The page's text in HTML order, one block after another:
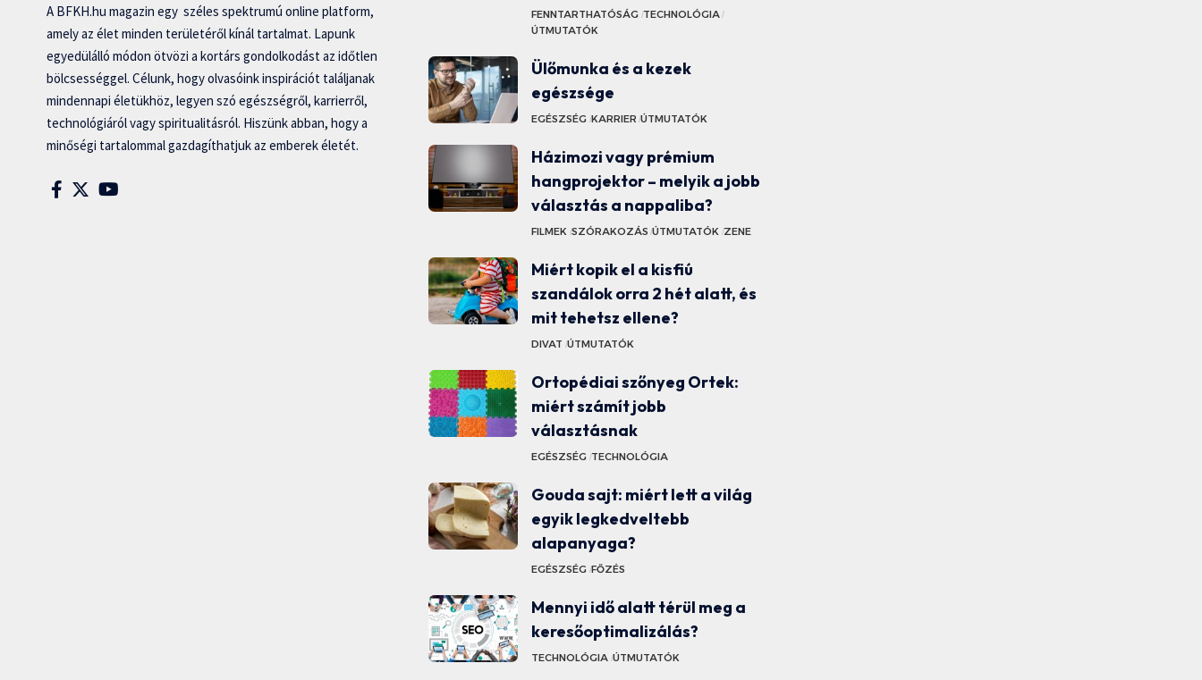
A BFKH.hu magazin egy széles spektrumú online platform,
amely az élet minden területéről kínál tartalmat. Lapunk
egyedülálló módon ötvözi a kortárs gondolkodást az időtlen
bölcsességgel. Célunk, hogy olvasóink inspirációt találjanak
mindennapi életükhöz, legyen szó egészségről, karrierről,
technológiáról vagy spiritualitásról. Hiszünk abban, hogy a
minőségi tartalommal gazdagíthatjuk az emberek életét.
FENNTARTHATÓSÁG TECHNOLÓGIA
ÚTMUTATÓK
Ülőmunka és a kezek
egészsége
EGÉSZSÉG KARRIER ÚTMUTATÓK
Házimozi vagy prémium
hangprojektor – melyik a jobb
választás a nappaliba?
FILMEK SZÓRAKOZÁS ÚTMUTATÓK ZENE
Miért kopik el a kisfiú
szandálok orra 2 hét alatt, és
mit tehetsz ellene?
DIVAT ÚTMUTATÓK
Ortopédiai szőnyeg Ortek:
miért számít jobb
választásnak
EGÉSZSÉG TECHNOLÓGIA
Gouda sajt: miért lett a világ
egyik legkedveltebb
alapanyaga?
EGÉSZSÉG FŐZÉS
Mennyi idő alatt térül meg a
keresőoptimalizálás?
TECHNOLÓGIA ÚTMUTATÓK